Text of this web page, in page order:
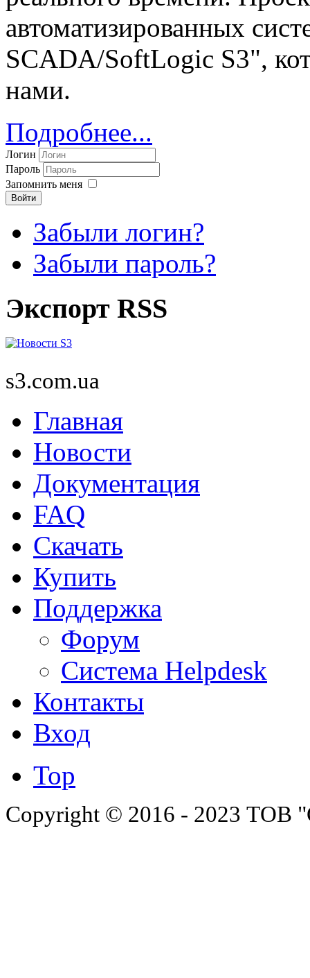
автоматизированных
SCADA/SoftLogic S3",
нами.
Подробнее...
Логин
Пароль
Запомнить меня
Войти
Забыли логин?
Забыли пароль?
Экспорт RSS
s3.com.ua
Главная
Новости
Документация
FAQ
Скачать
Купить
Поддержка
Форум
Система Helpdesk
Контакты
Вход
Top
Copyright © 2016 - 2023 ТОВ